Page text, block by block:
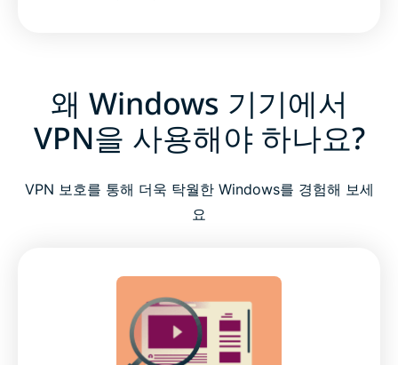
왜 Windows 기기에서
VPN을 사용해야 하나요?
VPN 보호를 통해 더욱 탁월한 Windows를 경험해 보세
요